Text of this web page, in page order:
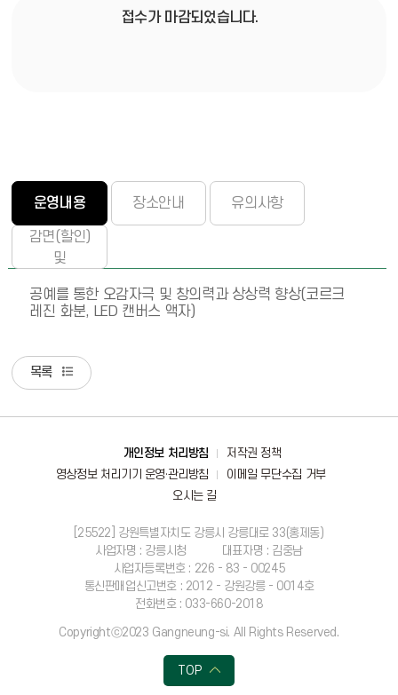
접수가 마감되었습니다.
운영내용 장소안내 유의사항
감면(할인)
및
공예를 통한 오감자극 및 창의력과 상상력 향상(코르크
레진 화분, LED 캔버스 액자)
목록
TOP
개인정보 처리방침
저작권 정책
영상정보 처리기기 운영·관리방침
이메일 무단수집 거부
오시는 길
[25522] 강원특별자치도 강릉시 강릉대로 33(홍제동)
사업자명 : 강릉시청
대표자명 : 김중남
사업자등록번호 : 226 - 83 - 00245
통신판매업신고번호 : 2012 - 강원강릉 - 0014호
전화번호 : 033-660-2018
Copyrightⓒ2023 Gangneung-si. All Rights Reserved.